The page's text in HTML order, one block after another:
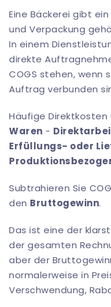
Eine Bäckerei gibt
und Verpackung
In einem
direkte
COGS stehen, wenn
Auftrag verbunden
Häufige
Waren -
Erfüllungs- oder
Subtrahieren Sie
den Bruttogewinn.
Das ist eine der
der gesamten
aber der
normalerweise in
Verschwendung,